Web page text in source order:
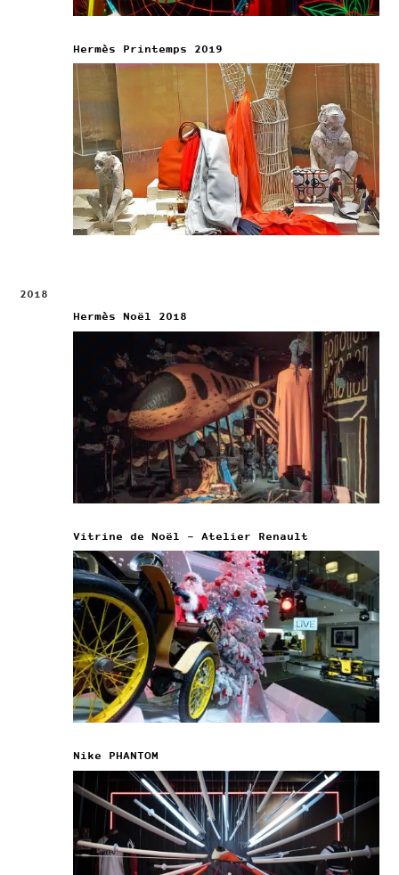
Hermès Printemps 2019
2018
Hermès Noël 2018
Vitrine de Noël – Atelier Renault
Nike PHANTOM